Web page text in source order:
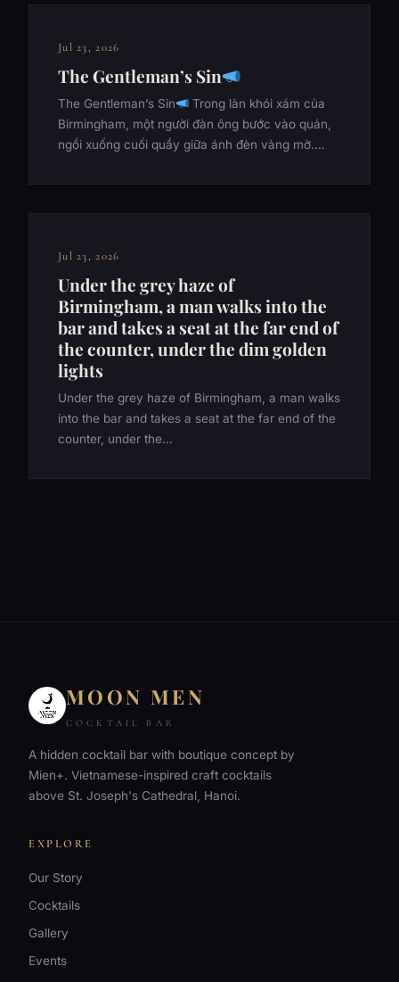
Jul 23, 2026
The Gentleman’s Sin
The Gentleman’s Sin
Trong làn khói xám của
Birmingham, một người đàn ông bước vào quán,
ngồi xuống cuối quầy giữa ánh đèn vàng mờ.…
Jul 23, 2026
Under the grey haze of
Birmingham, a man walks into the
bar and takes a seat at the far end of
the counter, under the dim golden
lights
Under the grey haze of Birmingham, a man walks
into the bar and takes a seat at the far end of the
counter, under the…
MOON MEN
COCKTAIL BAR
A hidden cocktail bar with boutique concept by
Mien+. Vietnamese-inspired craft cocktails
above St. Joseph's Cathedral, Hanoi.
EXPLORE
Our Story
Cocktails
Gallery
Events